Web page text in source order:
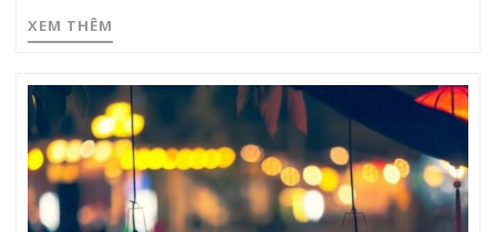
XEM THÊM